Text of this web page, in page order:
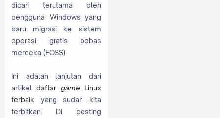
dicari terutama oleh
pengguna Windows yang
baru migrasi ke sistem
operasi gratis bebas
merdeka (FOSS).
Ini adalah lanjutan dari
artikeldaftar gameLinux
terbaik yang sudah kita
terbitkan. Di posting